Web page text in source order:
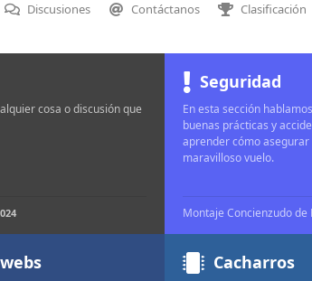
Discusiones Contáctanos Clasificación
cosa o discusión que
Seguridad
En esta sección
buenas prácticas y
aprender cómo
maravilloso vuelo.
Cacharros